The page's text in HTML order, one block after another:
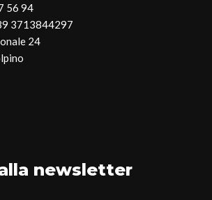
56 94
3713844297
24
newsletter